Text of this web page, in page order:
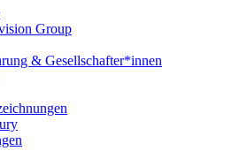
Group
& Gesellschafter*innen